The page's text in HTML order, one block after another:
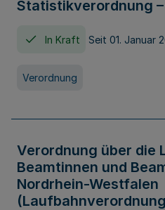
Statistikverordnung –
In Kraft Seit 01. Januar
Verordnung
Verordnung über die
Beamtinnen und
Nordrhein-Westfalen